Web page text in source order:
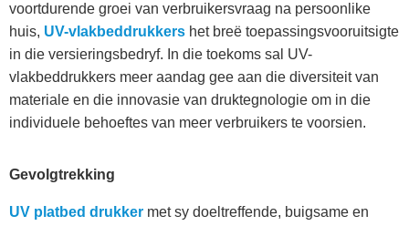
voortdurende groei van verbruikersvraag na persoonlike
huis, UV-vlakbeddrukkers het breë toepassingsvooruitsigte
in die versieringsbedryf. In die toekoms sal UV-
vlakbeddrukkers meer aandag gee aan die diversiteit van
materiale en die innovasie van druktegnologie om in die
individuele behoeftes van meer verbruikers te voorsien.
Gevolgtrekking
UV platbed drukker met sy doeltreffende, buigsame en